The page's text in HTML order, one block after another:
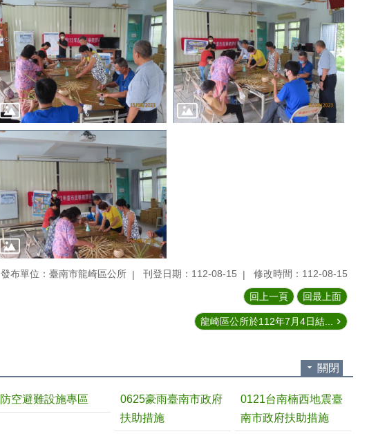
發布單位：臺南市龍崎區公所 刊登日期：112-08-15 修改時間：112-08-15
回上一頁 回最上面
龍崎區公所於112年7月4日結...
關閉
防空避難設施專區
0625豪雨臺南市政府
扶助措施
0121台南楠西地震臺
南市政府扶助措施